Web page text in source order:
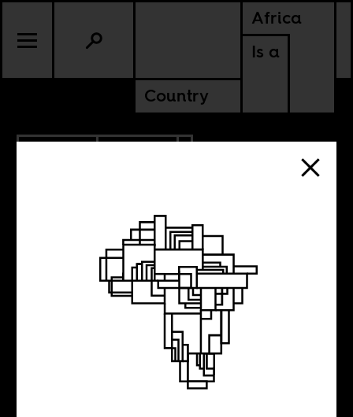
Africa
Is a
Country
EUROPE
Quando Portugal